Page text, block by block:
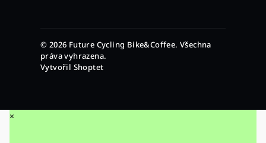
© 2026 Future Cycling Bike&Coffee. Všechna
práva vyhrazena.
Vytvořil Shoptet
×